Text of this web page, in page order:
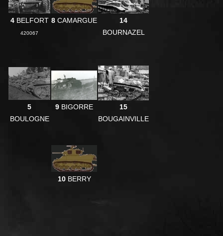
4BELFORT
420067
8 CAMARGUE
14
BOURNAZEL
5
BOULOGNE
9 BIGORRE
15
BOUGAINVILLE
10BERRY